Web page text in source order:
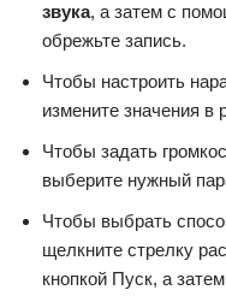
звука, а затем с
обрежьте запись.
Чтобы настроить
измените значения в
Чтобы задать
выберите нужный
Чтобы выбрать
щелкните стрелку
кнопкой Пуск, а